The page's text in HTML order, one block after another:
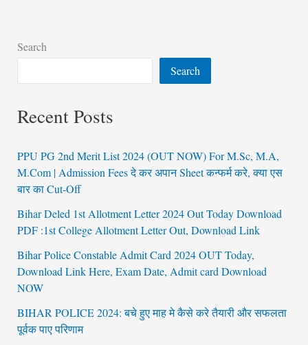
Search
Search
Recent Posts
PPU PG 2nd Merit List 2024 (OUT NOW) For M.Sc, M.A,
M.Com | Admission Fees दे कर अपान Sheet कन्फर्म करे, क्या एस
बार का Cut-Off
Bihar Deled 1st Allotment Letter 2024 Out Today Download
PDF :1st College Allotment Letter Out, Download Link
Bihar Police Constable Admit Card 2024 OUT Today,
Download Link Here, Exam Date, Admit card Download
NOW
BIHAR POLICE 2024: बचे हुए माह मे कैसे करे तैयारी और सफलता
पूर्वक पाए परिणाम